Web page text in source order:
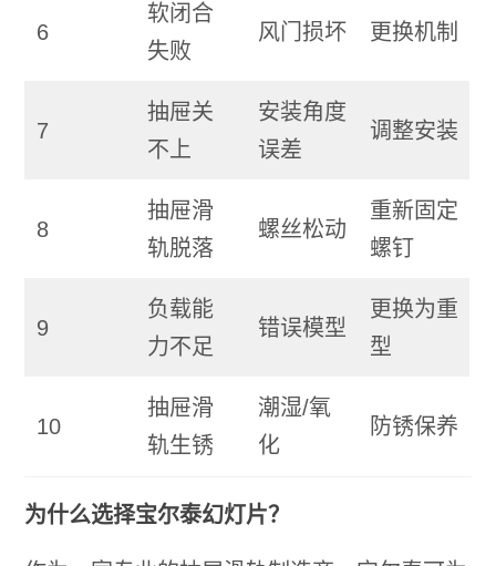
6
软闭合
失败
风门损坏 更换机制
7
抽屉关
不上
安装角度
误差
调整安装
8
抽屉滑
轨脱落
螺丝松动
重新固定
螺钉
9
负载能
力不足
错误模型
更换为重
型
10
抽屉滑
轨生锈
潮湿/氧
化
防锈保养
为什么选择宝尔泰幻灯片？